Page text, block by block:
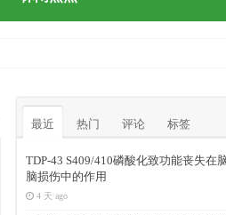
最近 热门 评论 标签
TDP-43 S409/410磷酸化致功能丧失在
脑损伤中的作用
4 天 ago